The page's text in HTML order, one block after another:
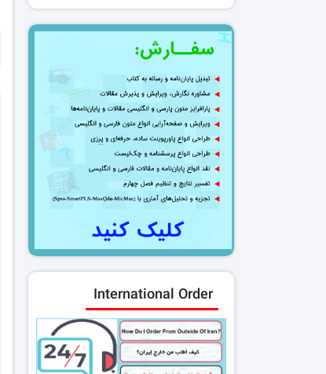
International Order